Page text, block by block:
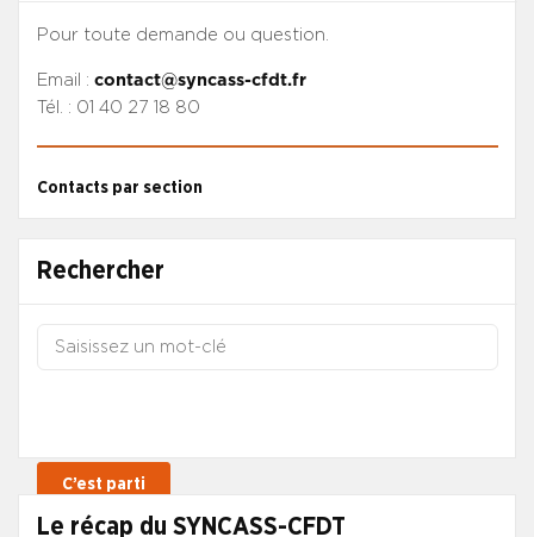
Pour toute demande ou question.
Email : contact@syncass-cfdt.fr
Tél. : 01 40 27 18 80
Contacts par section
Rechercher
Le récap du SYNCASS-CFDT